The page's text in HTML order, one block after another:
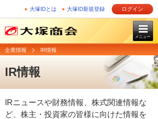
大塚IDとは 大塚ID新規登録 ログイン
メニュー
企業情報 IR情報
IR情報
IRニュースや財務情報、株式関連情報な
ど、 株主・投資家の皆様に向けた情報を